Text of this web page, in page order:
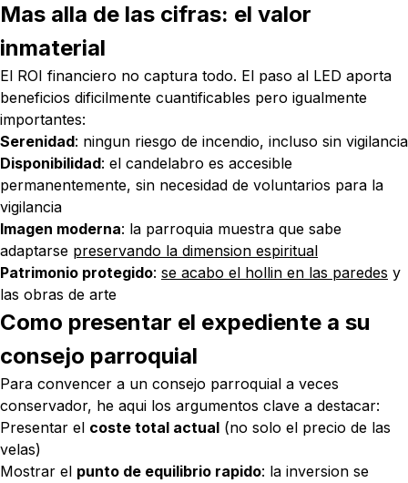
Mas alla de las cifras: el valor
inmaterial
El ROI financiero no captura todo. El paso al LED aporta
beneficios dificilmente cuantificables pero igualmente
importantes:
Serenidad: ningun riesgo de incendio, incluso sin vigilancia
Disponibilidad: el candelabro es accesible
permanentemente, sin necesidad de voluntarios para la
vigilancia
Imagen moderna: la parroquia muestra que sabe
adaptarse preservando la dimension espiritual
Patrimonio protegido: se acabo el hollin en las paredes y
las obras de arte
Como presentar el expediente a su
consejo parroquial
Para convencer a un consejo parroquial a veces
conservador, he aqui los argumentos clave a destacar:
Presentar el coste total actual (no solo el precio de las
velas)
Mostrar el punto de equilibrio rapido: la inversion se